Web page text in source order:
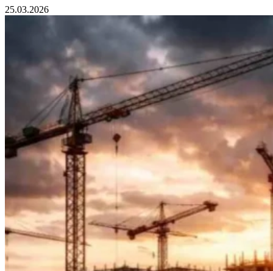
25.03.2026